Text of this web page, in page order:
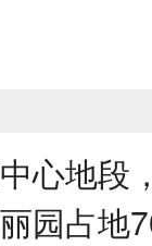
心地段
园占地